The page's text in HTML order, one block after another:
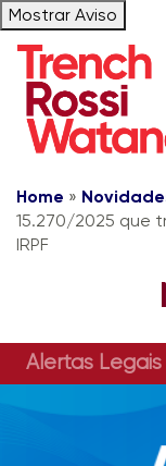
Mostrar Aviso
Home »
15.270/2025 que
IRPF
Alertas Legais